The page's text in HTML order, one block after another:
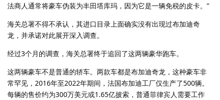
法商人通常将豪车伪装为丰田塔库玛，因为它是一辆免税的皮卡。”
海关总署不得不承认，其进口目录上面确实没有出现过布加迪奇
龙，并承诺对此展开深入调查。
经过3个月的调查，海关总署终于追回了这两辆豪华跑车。
这两辆豪车不是普通的轿车。两款车都是布加迪奇龙，这种豪车非
常罕见，2016年至2022年期间，法国布加迪工厂仅生产了500辆。
每辆的售价约为300万美元或1.65亿披索，普通菲律宾人需要工作